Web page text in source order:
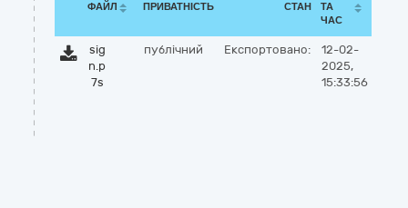
ФАЙЛ ПРИВАТНІСТЬ СТАН
ТА
ЧАС
sig
n.p
7s
публічний Експортовано:
12-02-
2025,
15:33:56